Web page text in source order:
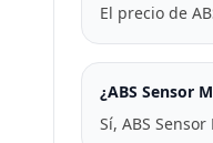
El precio de
¿ABS Sensor
Sí, ABS